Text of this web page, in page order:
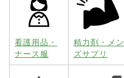
看護用品・
ナース服
精力剤・メン
ズサプリ